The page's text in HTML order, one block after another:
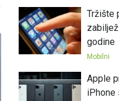
Tržište
godine
Mobilni
Apple
iPhone